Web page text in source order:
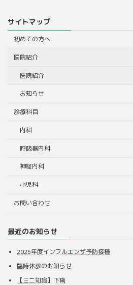
サイトマップ
初めての方へ
医院紹介
医院紹介
お知らせ
診療科目
内科
呼吸器内科
神経内科
小児科
お問い合わせ
最近のお知らせ
2025年度インフルエンザ予防接種
臨時休診のお知らせ
【ミニ知識】下痢